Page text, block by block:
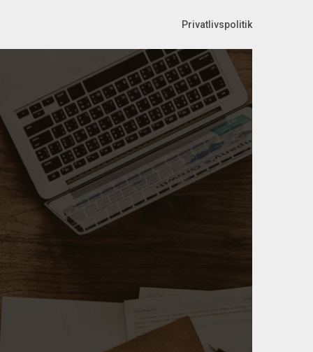
Privatlivspolitik